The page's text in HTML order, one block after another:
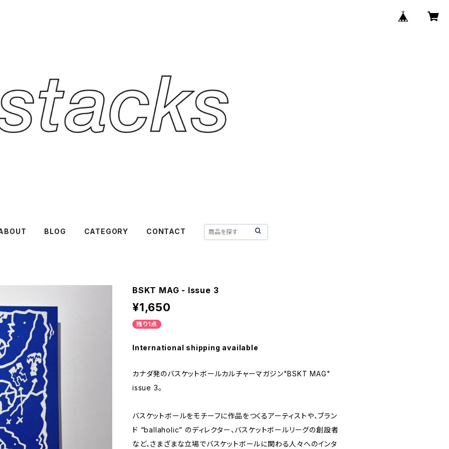
BLOG CATEGORY CONTACT
BSKT MAG - Issue 3
¥1,650
残り1点
International shipping available
カナダ発のバスケットボールカルチャーマガジン"BSKT MAG"
issue 3。
バスケットボールをモチーフに作品をつくるアーティストや、ブラン
ド “ballaholic” のディレクター、バスケットボールリーグの創設者
など、さまざまな立場でバスケットボールに関わる人々へのインタ